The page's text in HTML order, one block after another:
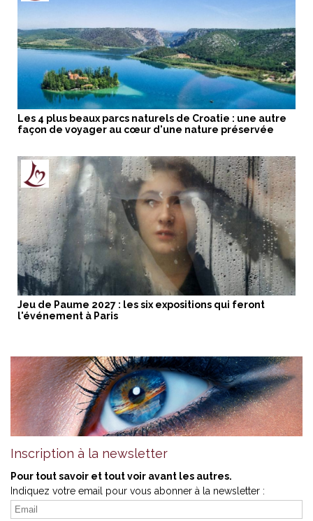
Les 4 plus beaux parcs naturels de Croatie : une autre
façon de voyager au cœur d'une nature préservée
Jeu de Paume 2027 : les six expositions qui feront
l'événement à Paris
Inscription à la newsletter
Pour tout savoir et tout voir avant les autres.
Indiquez votre email pour vous abonner à la newsletter :